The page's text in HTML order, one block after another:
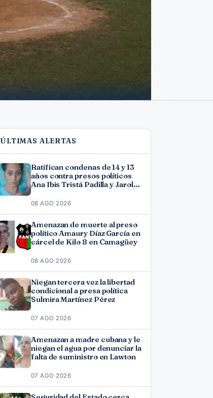
ÚLTIMAS ALERTAS
Ratifican condenas de 14 y 13
años contra presos políticos
Ana Ibis Tristá Padilla y Jarol
08 AGO 2026
Amenazan de muerte al preso
político Amaury Díaz García en
cárcel de Kilo 8 en Camagüey
08 AGO 2026
Niegan tercera vez la libertad
condicional a presa política
Sulmira Martínez Pérez
07 AGO 2026
Amenazan a madre cubana y le
niegan el agua por denunciar la
falta de suministro en Lawton
07 AGO 2026